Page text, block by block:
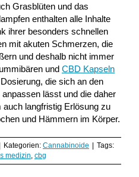
Grasblüten und das
enthalten alle Inhalte
ihrer besonders schnellen
mit akuten Schmerzen, die
und deshalb nicht immer
und CBD Kapseln
die sich an den
lässt und die daher
langfristig Erlösung zu
und Hämmern im Körper.
Kategorien: Cannabinoide
Tags:
medizin, cbg